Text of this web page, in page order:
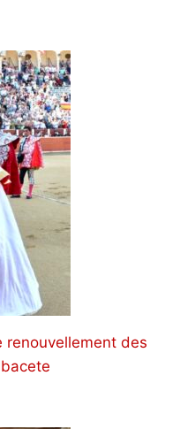
renouvellement des